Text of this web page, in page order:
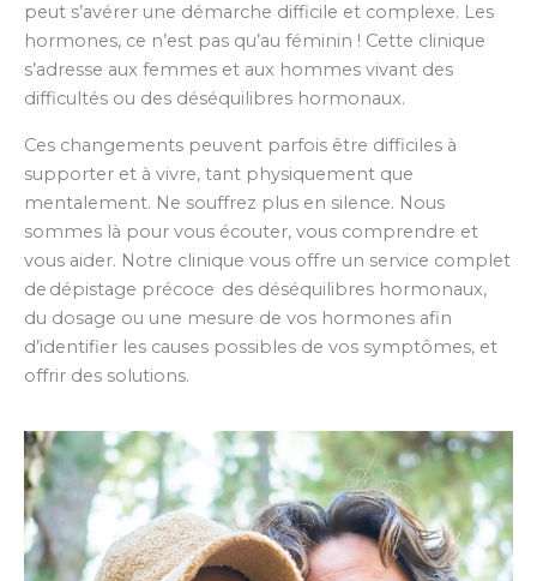
peut s’avérer une démarche difficile et complexe. Les
hormones, ce n’est pas qu’au féminin ! Cette clinique
s’adresse aux femmes et aux hommes vivant des
difficultés ou des déséquilibres hormonaux.
Ces changements peuvent parfois être difficiles à
supporter et à vivre, tant physiquement que
mentalement. Ne souffrez plus en silence. Nous
sommes là pour vous écouter, vous comprendre et
vous aider. Notre clinique vous offre un service complet
de dépistage précoce des déséquilibres hormonaux,
du dosage ou une mesure de vos hormones afin
d’identifier les causes possibles de vos symptômes, et
offrir des solutions.